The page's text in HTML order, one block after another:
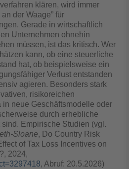
klären, wird immer
der Waage” für
Gerade in wirtschaftlich
Unternehmen ohnehin
müssen, ist das kritisch. Wer
kann, ob eine steuerliche
hat, ob beispielsweise ein
Verlust entstanden
agieren. Besonders stark
risikoreichen
in neue Geschäftsmodelle oder
durch erhebliche
Empirische Studien (vgl.
Sloane, Do Country Risk
of Tax Loss Incentives on
2024,
, Abruf: 20.5.2026)